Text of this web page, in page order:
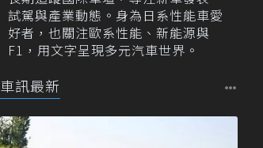
試駕與產業動態。身為日系性能車愛
好者，也關注歐系性能、新能源與
F1，用文字呈現多元汽車世界。
車訊最新